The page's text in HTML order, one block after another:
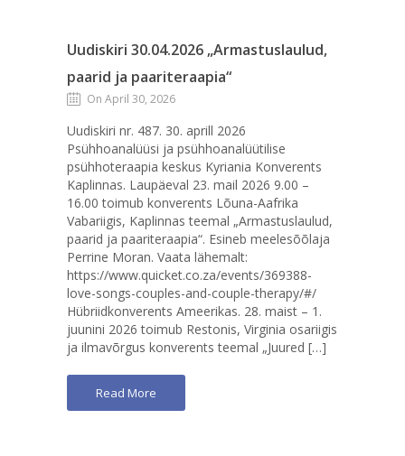
Uudiskiri 30.04.2026 „Armastuslaulud,
paarid ja paariteraapia“
On April 30, 2026
Uudiskiri nr. 487. 30. aprill 2026
Psühhoanalüüsi ja psühhoanalüütilise
psühhoteraapia keskus Kyriania Konverents
Kaplinnas. Laupäeval 23. mail 2026 9.00 –
16.00 toimub konverents Lõuna-Aafrika
Vabariigis, Kaplinnas teemal „Armastuslaulud,
paarid ja paariteraapia“. Esineb meelesõõlaja
Perrine Moran. Vaata lähemalt:
https://www.quicket.co.za/events/369388-
love-songs-couples-and-couple-therapy/#/
Hübriidkonverents Ameerikas. 28. maist – 1.
juunini 2026 toimub Restonis, Virginia osariigis
ja ilmavõrgus konverents teemal „Juured […]
Read More